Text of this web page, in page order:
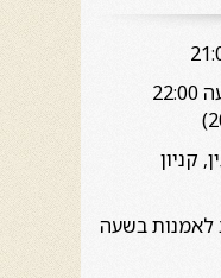
זאפה הרצליה בשעה 22:00
קניון
לאמנות בשעה